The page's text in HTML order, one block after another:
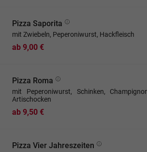
Pizza Saporita
mit Zwiebeln, Peperoniwurst, Hackfleisch
ab 9,00 €
Pizza Roma
mit Peperoniwurst, Schinken,
Artischocken
ab 9,50 €
Pizza Vier Jahreszeiten